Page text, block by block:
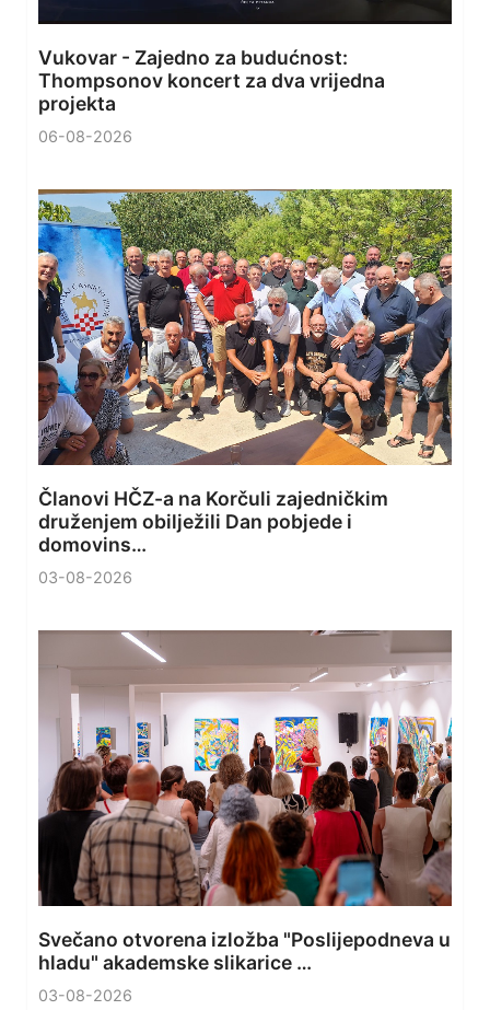
Vukovar - Zajedno za budućnost:
Thompsonov koncert za dva vrijedna
projekta
06-08-2026
Članovi HČZ-a na Korčuli zajedničkim
druženjem obilježili Dan pobjede i
domovins…
03-08-2026
Svečano otvorena izložba "Poslijepodneva u
hladu" akademske slikarice …
03-08-2026